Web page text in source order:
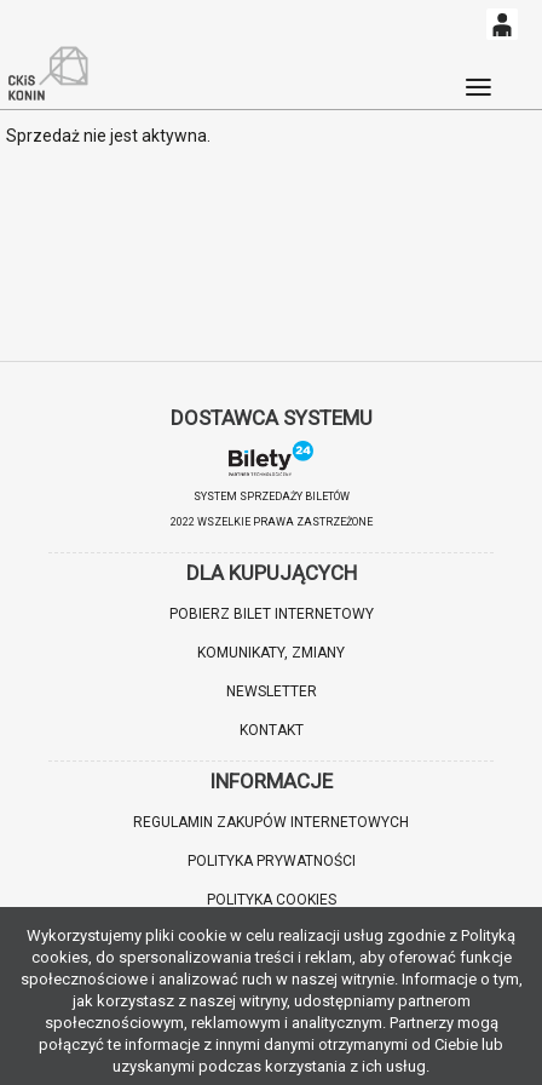
0,00
PLN
Sprzedaż nie jest aktywna.
DOSTAWCA SYSTEMU
SYSTEM SPRZEDAŻY BILETÓW
2022 WSZELKIE PRAWA ZASTRZEŻONE
DLA KUPUJĄCYCH
POBIERZ BILET INTERNETOWY
KOMUNIKATY, ZMIANY
NEWSLETTER
KONTAKT
INFORMACJE
REGULAMIN ZAKUPÓW INTERNETOWYCH
POLITYKA PRYWATNOŚCI
POLITYKA COOKIES
WARTO WIEDZIEĆ
INFORMACJE O ZNIŻKACH
JAK DOJECHAĆ
Wykorzystujemy pliki cookie w celu realizacji usług zgodnie z Polityką
cookies, do spersonalizowania treści i reklam, aby oferować funkcje
społecznościowe i analizować ruch w naszej witrynie. Informacje o tym,
jak korzystasz z naszej witryny, udostępniamy partnerom
społecznościowym, reklamowym i analitycznym. Partnerzy mogą
połączyć te informacje z innymi danymi otrzymanymi od Ciebie lub
uzyskanymi podczas korzystania z ich usług.